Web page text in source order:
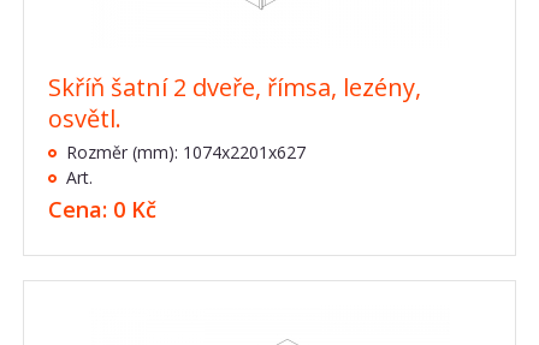
Skříň šatní 2 dveře, římsa, lezény,
osvětl.
Rozměr (mm): 1074x2201x627
Art.
Cena: 0 Kč